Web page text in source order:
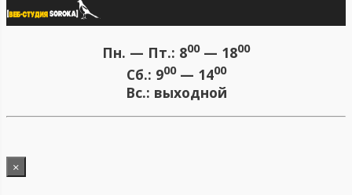
Пн. — Пт.: 800— 1800
Сб.: 900— 1400
Вс.: выходной
×